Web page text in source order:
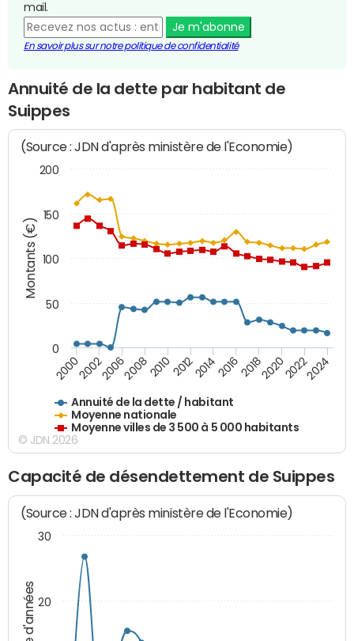
mail.
Je m'abonne
En savoir plus sur notre politique de confidentialité
Annuité de la dette par habitant de
Suippes
Montants (€)
(Source : JDN d'après ministère de l'Economie)
Annuité de la dette / habitant
Moyenne nationale
Moyenne villes de 3 500 à 5 000 habitants
200020022006200820102012201420162018202020222024
0
50
100
150
200
© JDN 2026
Capacité de désendettement de Suippes
(Source : JDN d'après ministère de l'Economie)
20
30